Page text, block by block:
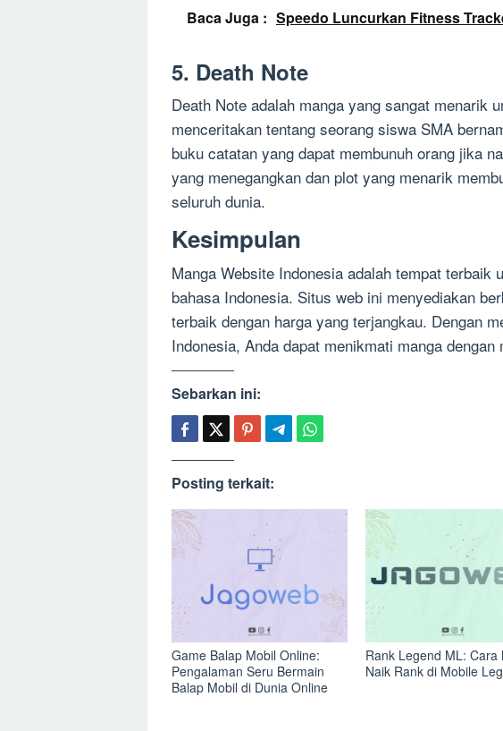
Baca Juga : Speedo Luncurkan Fitness
5. Death Note
Death Note adalah manga yang sangat menarik
menceritakan tentang seorang siswa SMA
buku catatan yang dapat membunuh orang jika
yang menegangkan dan plot yang menarik
seluruh dunia.
Kesimpulan
Manga Website Indonesia adalah tempat terbaik
bahasa Indonesia. Situs web ini menyediakan
terbaik dengan harga yang terjangkau. Dengan
Indonesia, Anda dapat menikmati manga
Sebarkan ini:
Posting terkait:
Game Balap Mobil Online:
Pengalaman Seru Bermain
Balap Mobil di Dunia Online
Rank Legend ML: Cara
Naik Rank di Mobile